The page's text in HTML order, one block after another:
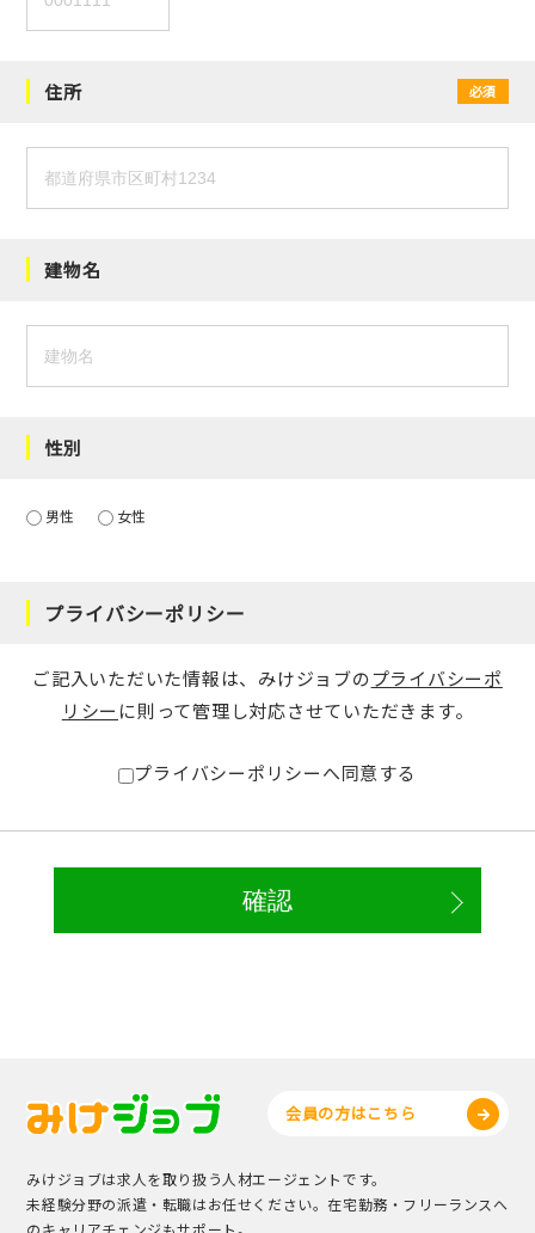
住所 必須
建物名
性別
男性 女性
プライバシーポリシー
ご記入いただいた情報は、みけジョブのプライバシーポ
リシー に則って管理し対応させていただきます。
プライバシーポリシーへ同意する
会員の方はこちら
みけジョブは求人を取り扱う人材エージェントです。
未経験分野の派遣・転職はお任せください。在宅勤務・フリーランスへ
のキャリアチェンジもサポート。